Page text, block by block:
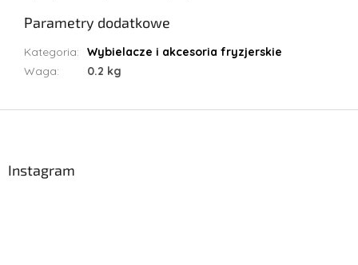
Parametry dodatkowe
Kategoria:
Wybielacze i akcesoria fryzjerskie
Waga: 0.2 kg
Instagram